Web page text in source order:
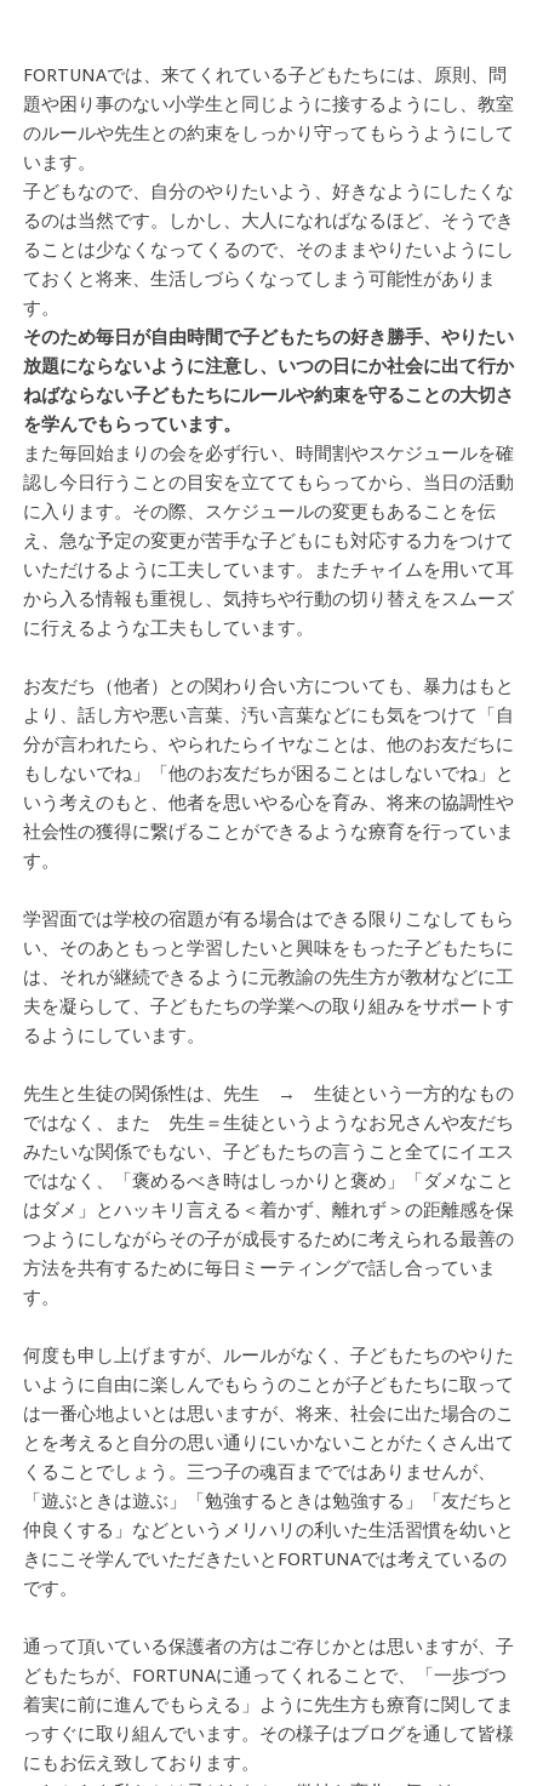
FORTUNAでは、来てくれている子どもたちには、原則、問
題や困り事のない小学生と同じように接するようにし、教室
のルールや先生との約束をしっかり守ってもらうようにして
います。
子どもなので、自分のやりたいよう、好きなようにしたくな
るのは当然です。しかし、大人になればなるほど、そうでき
ることは少なくなってくるので、そのままやりたいようにし
ておくと将来、生活しづらくなってしまう可能性がありま
す。
そのため毎日が自由時間で子どもたちの好き勝手、やりたい
放題にならないように注意し、いつの日にか社会に出て行か
ねばならない子どもたちにルールや約束を守ることの大切さ
を学んでもらっています。
また毎回始まりの会を必ず行い、時間割やスケジュールを確
認し今日行うことの目安を立ててもらってから、当日の活動
に入ります。その際、スケジュールの変更もあることを伝
え、急な予定の変更が苦手な子どもにも対応する力をつけて
いただけるように工夫しています。またチャイムを用いて耳
から入る情報も重視し、気持ちや行動の切り替えをスムーズ
に行えるような工夫もしています。
お友だち（他者）との関わり合い方についても、暴力はもと
より、話し方や悪い言葉、汚い言葉などにも気をつけて「自
分が言われたら、やられたらイヤなことは、他のお友だちに
もしないでね」「他のお友だちが困ることはしないでね」と
いう考えのもと、他者を思いやる心を育み、将来の協調性や
社会性の獲得に繋げることができるような療育を行っていま
す。
学習面では学校の宿題が有る場合はできる限りこなしてもら
い、そのあともっと学習したいと興味をもった子どもたちに
は、それが継続できるように元教諭の先生方が教材などに工
夫を凝らして、子どもたちの学業への取り組みをサポートす
るようにしています。
先生と生徒の関係性は、先生 → 生徒という一方的なもの
ではなく、また 先生＝生徒というようなお兄さんや友だち
みたいな関係でもない、子どもたちの言うこと全てにイエス
ではなく、「褒めるべき時はしっかりと褒め」「ダメなこと
はダメ」とハッキリ言える＜着かず、離れず＞の距離感を保
つようにしながらその子が成長するために考えられる最善の
方法を共有するために毎日ミーティングで話し合っていま
す。
何度も申し上げますが、ルールがなく、子どもたちのやりた
いように自由に楽しんでもらうのことが子どもたちに取って
は一番心地よいとは思いますが、将来、社会に出た場合のこ
とを考えると自分の思い通りにいかないことがたくさん出て
くることでしょう。三つ子の魂百までではありませんが、
「遊ぶときは遊ぶ」「勉強するときは勉強する」「友だちと
仲良くする」などというメリハリの利いた生活習慣を幼いと
きにこそ学んでいただきたいとFORTUNAでは考えているの
です。
通って頂いている保護者の方はご存じかとは思いますが、子
どもたちが、FORTUNAに通ってくれることで、「一歩づつ
着実に前に進んでもらえる」ように先生方も療育に関してま
っすぐに取り組んでいます。その様子はブログを通して皆様
にもお伝え致しております。